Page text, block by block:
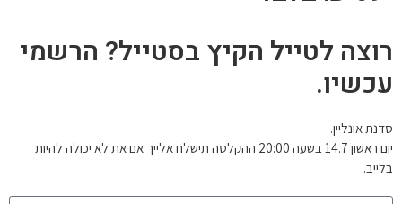
רוצה לטייל הקיץ בסטייל? הרשמי
עכשיו.
סדנת אונליין.
יום ראשון 14.7 בשעה 20:00 ההקלטה תישלח אלייך אם את לא יכולה להיות
בלייב.